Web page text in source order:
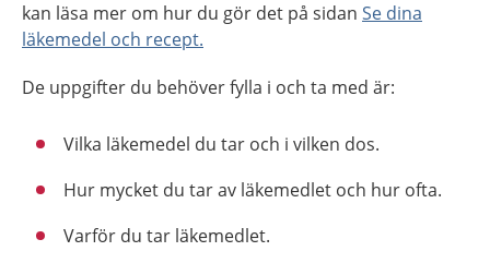
kan läsa mer om hur du gör det på sidan Se dina
läkemedel och recept.
De uppgifter du behöver fylla i och ta med är:
Vilka läkemedel du tar och i vilken dos.
Hur mycket du tar av läkemedlet och hur ofta.
Varför du tar läkemedlet.